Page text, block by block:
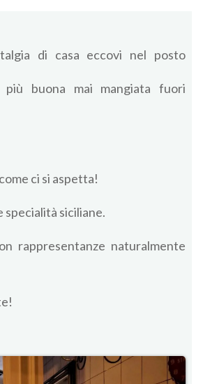
di casa eccovi nel posto
buona mai mangiata fuori
ci si aspetta!
specialità siciliane.
rappresentanze naturalmente